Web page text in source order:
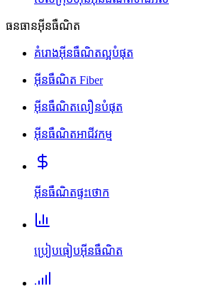
ធនធានអ៊ីនធឺណិត
គំរោងអ៊ីនធឺណិតល្អបំផុត
អ៊ីនធឺណិត Fiber
អ៊ីនធឺណិតលឿនបំផុត
អ៊ីនធឺណិតអាជីវកម្ម
អ៊ីនធឺណិតផ្ទះថោក
ប្រៀបធៀបអ៊ីនធឺណិត